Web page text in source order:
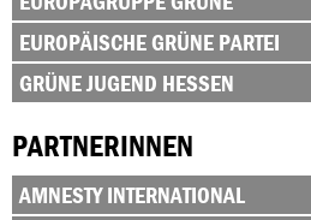
EUROPÄISCHE GRÜNE PARTEI
GRÜNE JUGEND HESSEN
PARTNERINNEN
AMNESTY INTERNATIONAL